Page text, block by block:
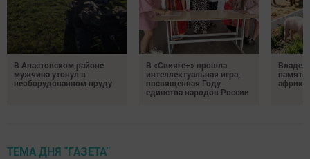
В Апастовском районе
мужчина утонул в
необорудованном пруду
В «Свияге+» прошла
интеллектуальная игра,
посвященная Году
единства народов России
ТЕМА ДНЯ "ГАЗЕТА"